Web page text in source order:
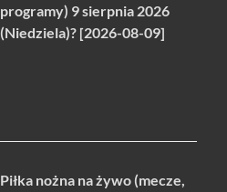
programy) 9 sierpnia 2026
(Niedziela)? [2026-08-09]
Piłka nożna na żywo (mecze,